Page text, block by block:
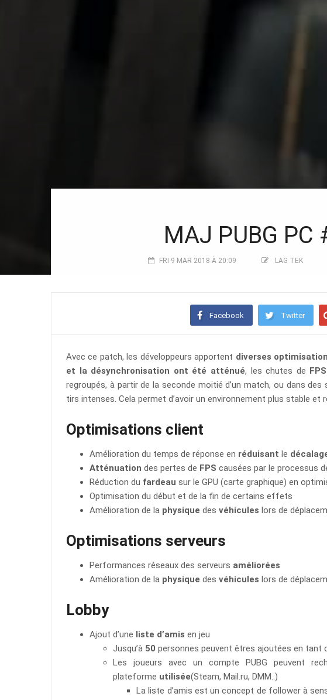
MAJ PUBG
FRI 9 MAR 2018 À 20:09 LAG TEK
Facebook Twitter
Avec ce patch, les développeurs apportent diverses
et la désynchronisation ont été atténué, les chutes de FPS
regroupés, à partir de la seconde moitié d’un match, ou dans
tirs intenses. Cela permet d’avoir un environnement plus stable et
Optimisations client
Amélioration du temps de réponse en réduisant le
Atténuation des pertes de FPS causées par le processus
Réduction du fardeau sur le GPU (carte graphique) en
Optimisation du début et de la fin de certains effets
Amélioration de la physique des véhicules lors de
Optimisations serveurs
Performances réseaux des serveurs améliorées
Amélioration de la physique des véhicules lors de
Lobby
Ajout d’une liste d’amis en jeu
Jusqu’à 50 personnes peuvent êtres ajoutées en tant
Les joueurs avec un compte PUBG peuvent
plateforme utilisée(Steam, Mail.ru, DMM..)
La liste d’amis est un concept de follower à